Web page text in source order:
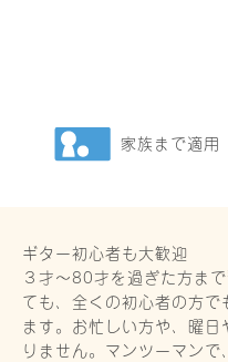
家族まで適用
ギター初心者も大歓迎
３才〜80才を過ぎた方ま
ても、全くの初心者の方
ます。お忙しい方や、曜
りません。マンツーマンで